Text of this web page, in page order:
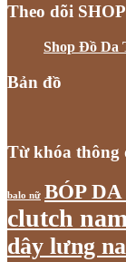
Theo dõi SHOP
Shop Đồ Da
Bản đồ
Từ khóa thông
balo nữ BÓP
clutch nam
dây lưng